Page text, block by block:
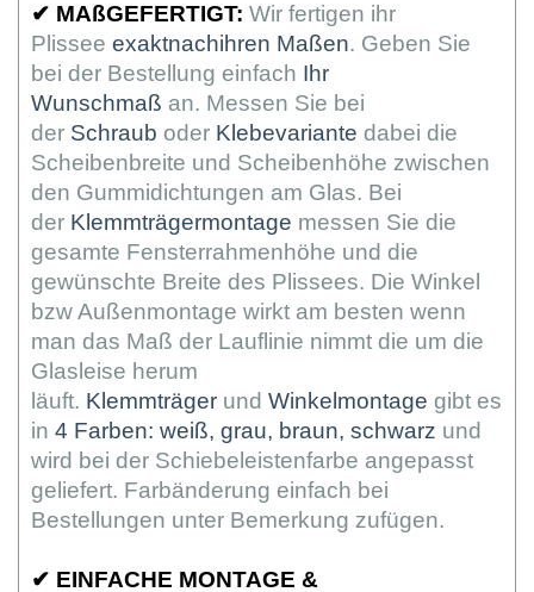
✔ MAßGEFERTIGT: Wir fertigen ihr
Plissee exaktnachihren Maßen. Geben Sie
bei der Bestellung einfach Ihr
Wunschmaß an. Messen Sie bei
der Schraub oder Klebevariante dabei die
Scheibenbreite und Scheibenhöhe zwischen
den Gummidichtungen am Glas. Bei
der Klemmträgermontage messen Sie die
gesamte Fensterrahmenhöhe und die
gewünschte Breite des Plissees. Die Winkel
bzw Außenmontage wirkt am besten wenn
man das Maß der Lauflinie nimmt die um die
Glasleise herum
läuft. Klemmträger und Winkelmontage gibt es
in 4 Farben: weiß, grau, braun, schwarz und
wird bei der Schiebeleistenfarbe angepasst
geliefert. Farbänderung einfach bei
Bestellungen unter Bemerkung zufügen.
✔ EINFACHE MONTAGE &